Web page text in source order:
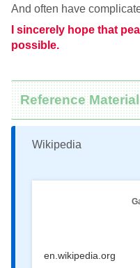
And often have
I sincerely hope that
possible.
Reference
Wikipedia
en.wikipedia.org